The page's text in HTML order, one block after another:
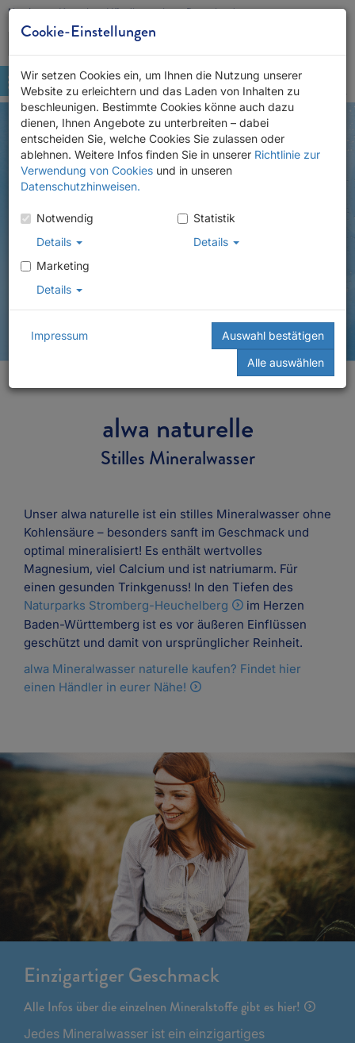
Karriere Kontakt Händlersuche Downloads
alwa naturelle
Stilles Mineralwasser
Unser alwa naturelle ist ein stilles Mineralwasser ohne
Kohlensäure – besonders sanft im Geschmack und
optimal mineralisiert! Es enthält wertvolles
Magnesium, viel Calcium und ist natriumarm. Für
einen gesunden Trinkgenuss! In den Tiefen des
Naturparks Stromberg-Heuchelberg
im Herzen
Baden-Württemberg ist es vor äußeren Einflüssen
geschützt und damit von ursprünglicher Reinheit.
alwa Mineralwasser naturelle kaufen? Findet hier
einen Händler in eurer Nähe!
Einzigartiger Geschmack
Alle Infos über die einzelnen Mineralstoffe gibt es hier!
Jedes Mineralwasser ist ein einzigartiges
Cookie-Einstellungen
Wir setzen Cookies ein, um Ihnen die Nutzung unserer
Website zu erleichtern und das Laden von Inhalten zu
beschleunigen. Bestimmte Cookies könne auch dazu
dienen, Ihnen Angebote zu unterbreiten – dabei
entscheiden Sie, welche Cookies Sie zulassen oder
ablehnen. Weitere Infos finden Sie in unserer Richtlinie zur
Verwendung von Cookies und in unseren
Datenschutzhinweisen.
Notwendig
Details
Statistik
Details
Marketing
Details
Impressum
Auswahl bestätigen
Alle auswählen